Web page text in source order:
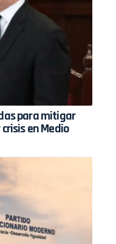
para mitigar
en Medio